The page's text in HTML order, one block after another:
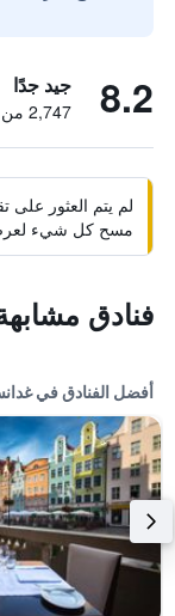
8.2 جيد جدًا
2,747 من التقييمات تم التحقق منها
لم يتم العثور على
مسح كل شيء لعرض
فنادق
أفضل الفنادق في